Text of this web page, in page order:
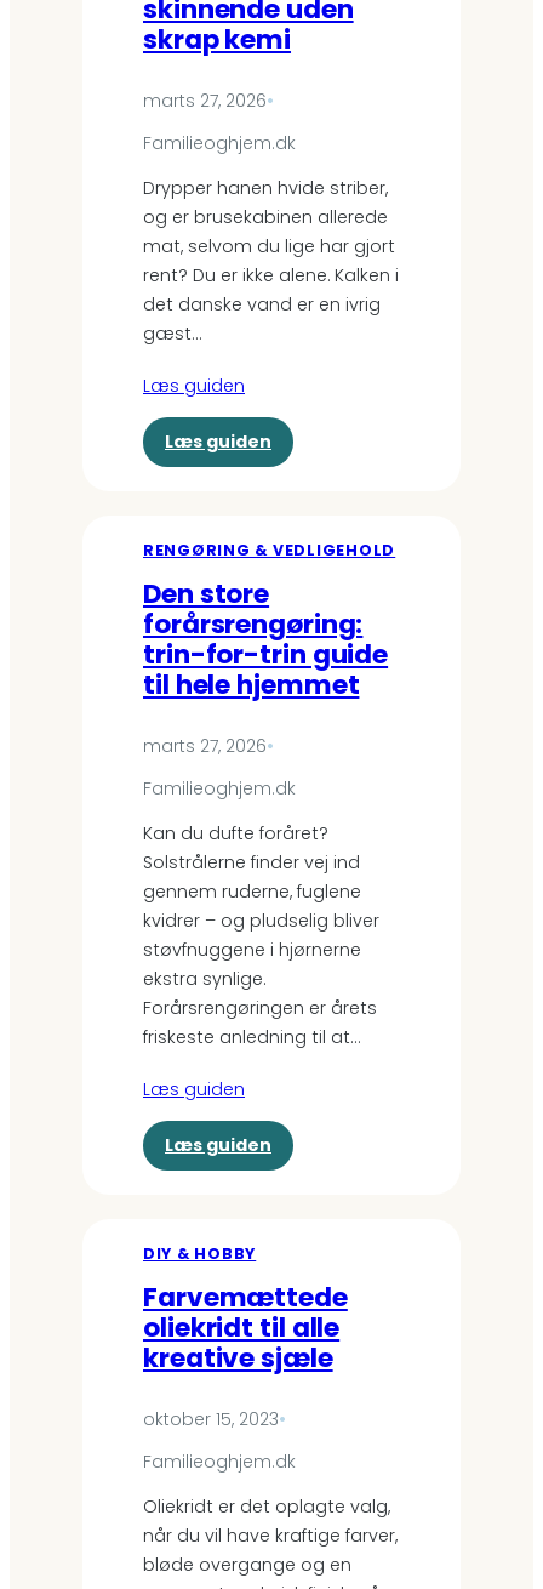
skinnende uden
skrap kemi
marts 27, 2026•
Familieoghjem.dk
Drypper hanen hvide striber,
og er brusekabinen allerede
mat, selvom du lige har gjort
rent? Du er ikke alene. Kalken i
det danske vand er en ivrig
gæst…
Læs guiden
Læs guiden
F
v
k
a
l
k
S
d
b
l
i
v
r
b
v
æ
t
s
k
n
e
d
e
u
RENGØRING & VEDLIGEHOLD
Den store
forårsrengøring:
trin-for-trin guide
til hele hjemmet
marts 27, 2026•
Familieoghjem.dk
Kan du dufte foråret?
Solstrålerne finder vej ind
gennem ruderne, fuglene
kvidrer – og pludselig bliver
støvfnuggene i hjørnerne
ekstra synlige.
Forårsrengøringen er årets
friskeste anledning til at…
Læs guiden
Læs guiden
D
o
r
e
f
r
r
s
r
n
DIY & HOBBY
Farvemættede
oliekridt til alle
kreative sjæle
oktober 15, 2023•
Familieoghjem.dk
Oliekridt er det oplagte valg,
når du vil have kraftige farver,
bløde overgange og en